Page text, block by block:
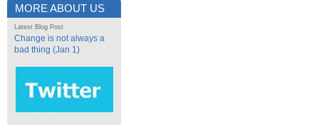
MORE ABOUT US
Latest Blog Post
Change is not always a
bad thing (Jan 1)